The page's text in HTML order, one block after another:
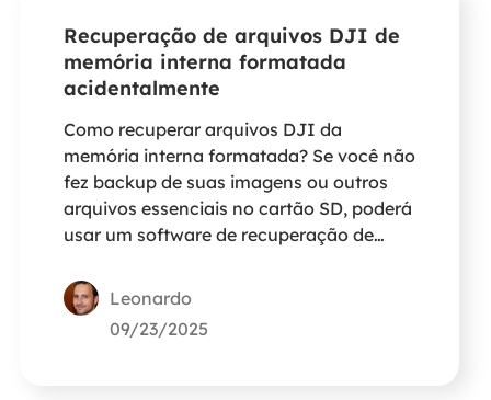
Recuperação de arquivos DJI de
memória interna formatada
acidentalmente
Como recuperar arquivos DJI da
memória interna formatada? Se você não
fez backup de suas imagens ou outros
arquivos essenciais no cartão SD, poderá
usar um software de recuperação de
dados de um cartão SD formatado como
armazenamento interno de dispositivos
Leonardo
09/23/2025